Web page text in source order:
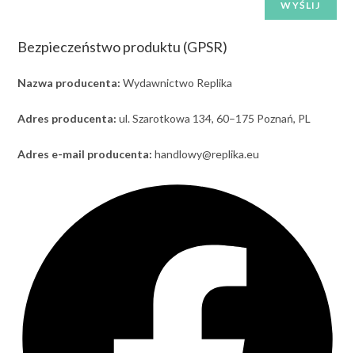
Bezpieczeństwo produktu (GPSR)
Nazwa producenta: Wydawnictwo Replika
Adres producenta: ul. Szarotkowa 134, 60–175 Poznań, PL
Adres e-mail producenta: handlowy@replika.eu